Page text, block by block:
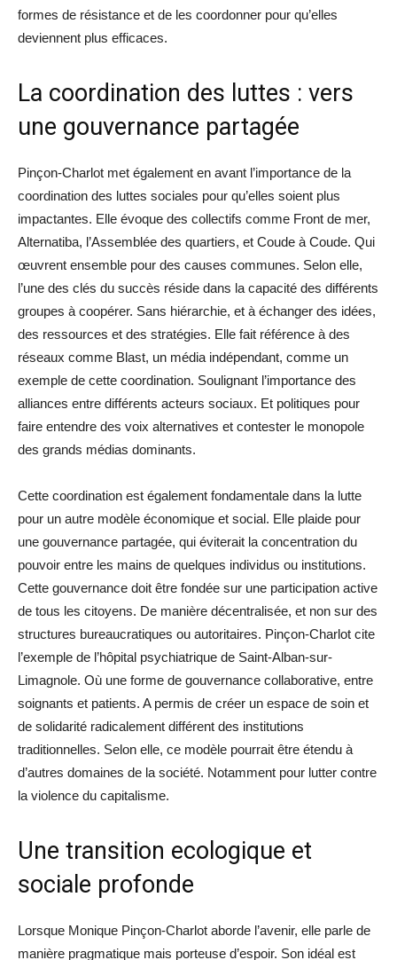
formes de résistance et de les coordonner pour qu’elles
deviennent plus efficaces.
La coordination des luttes : vers
une gouvernance partagée
Pinçon-Charlot met également en avant l’importance de la
coordination des luttes sociales pour qu’elles soient plus
impactantes. Elle évoque des collectifs comme Front de mer,
Alternatiba, l’Assemblée des quartiers, et Coude à Coude. Qui
œuvrent ensemble pour des causes communes. Selon elle,
l’une des clés du succès réside dans la capacité des différents
groupes à coopérer. Sans hiérarchie, et à échanger des idées,
des ressources et des stratégies. Elle fait référence à des
réseaux comme Blast, un média indépendant, comme un
exemple de cette coordination. Soulignant l’importance des
alliances entre différents acteurs sociaux. Et politiques pour
faire entendre des voix alternatives et contester le monopole
des grands médias dominants.
Cette coordination est également fondamentale dans la lutte
pour un autre modèle économique et social. Elle plaide pour
une gouvernance partagée, qui éviterait la concentration du
pouvoir entre les mains de quelques individus ou institutions.
Cette gouvernance doit être fondée sur une participation active
de tous les citoyens. De manière décentralisée, et non sur des
structures bureaucratiques ou autoritaires. Pinçon-Charlot cite
l’exemple de l’hôpital psychiatrique de Saint-Alban-sur-
Limagnole. Où une forme de gouvernance collaborative, entre
soignants et patients. A permis de créer un espace de soin et
de solidarité radicalement différent des institutions
traditionnelles. Selon elle, ce modèle pourrait être étendu à
d’autres domaines de la société. Notamment pour lutter contre
la violence du capitalisme.
Une transition ecologique et
sociale profonde
Lorsque Monique Pinçon-Charlot aborde l’avenir, elle parle de
manière pragmatique mais porteuse d’espoir. Son idéal est